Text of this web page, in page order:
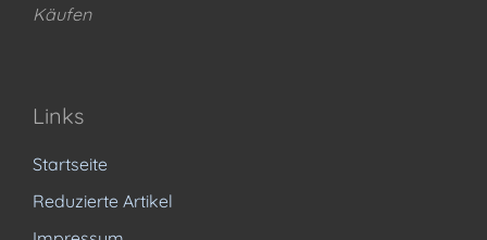
Käufen
Links
Startseite
Reduzierte Artikel